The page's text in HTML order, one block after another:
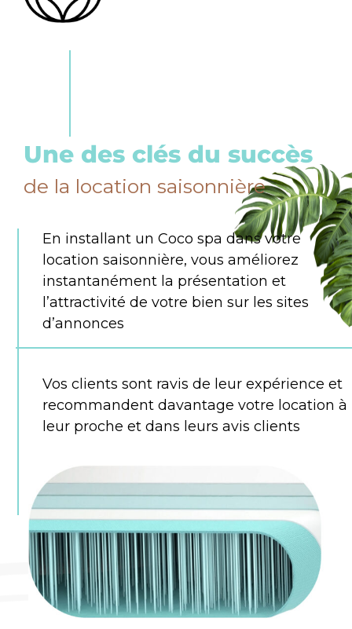
Une des clés du succès
de la location saisonnière
En installant un Coco spa dans votre
location saisonnière, vous améliorez
instantanément la présentation et
l’attractivité de votre bien sur les sites
d’annonces
Vos clients sont ravis de leur expérience et
recommandent davantage votre location à
leur proche et dans leurs avis clients